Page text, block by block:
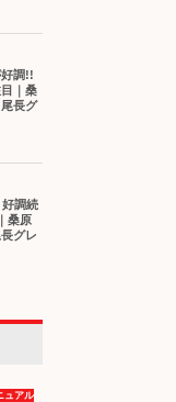
調!!
｜桑
長グ
調続
桑原
グレ
ュアル